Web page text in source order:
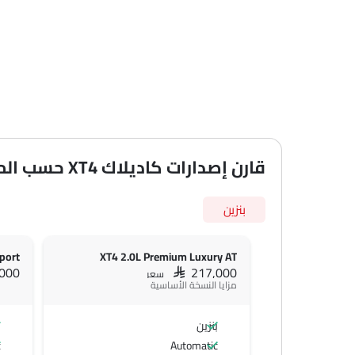
قارن إصدارات كاديلاك XT4 حسب المواصفات
بنزين
XT4 2.0L Premium Luxury AT
SAR 217,000 سعر
مزايا النسخة الأساسية
بنزين
Automatic